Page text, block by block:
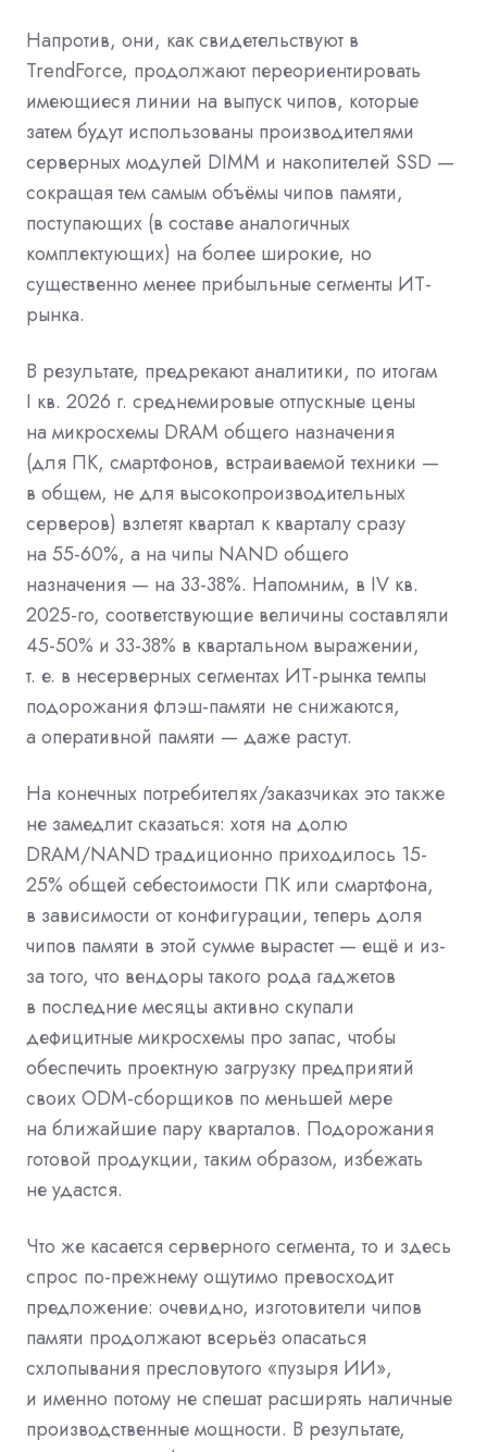
Напротив, они, как свидетельствуют в
TrendForce, продолжают переориентировать
имеющиеся линии на выпуск чипов, которые
затем будут использованы производителями
серверных модулей DIMM и накопителей SSD —
сокращая тем самым объёмы чипов памяти,
поступающих (в составе аналогичных
комплектующих) на более широкие, но
существенно менее прибыльные сегменты ИТ-
рынка.
В результате, предрекают аналитики, по итогам
I кв. 2026 г. среднемировые отпускные цены
на микросхемы DRAM общего назначения
(для ПК, смартфонов, встраиваемой техники —
в общем, не для высокопроизводительных
серверов) взлетят квартал к кварталу сразу
на 55-60%, а на чипы NAND общего
назначения — на 33-38%. Напомним, в IV кв.
2025-го, соответствующие величины составляли
45-50% и 33-38% в квартальном выражении,
т. е. в несерверных сегментах ИТ-рынка темпы
подорожания флэш-памяти не снижаются,
а оперативной памяти — даже растут.
На конечных потребителях/заказчиках это также
не замедлит сказаться: хотя на долю
DRAM/NAND традиционно приходилось 15-
25% общей себестоимости ПК или смартфона,
в зависимости от конфигурации, теперь доля
чипов памяти в этой сумме вырастет — ещё и из-
за того, что вендоры такого рода гаджетов
в последние месяцы активно скупали
дефицитные микросхемы про запас, чтобы
обеспечить проектную загрузку предприятий
своих ODM-сборщиков по меньшей мере
на ближайшие пару кварталов. Подорожания
готовой продукции, таким образом, избежать
не удастся.
Что же касается серверного сегмента, то и здесь
спрос по-прежнему ощутимо превосходит
предложение: очевидно, изготовители чипов
памяти продолжают всерьёз опасаться
схлопывания пресловутого «пузыря ИИ»,
и именно потому не спешат расширять наличные
производственные мощности. В результате,